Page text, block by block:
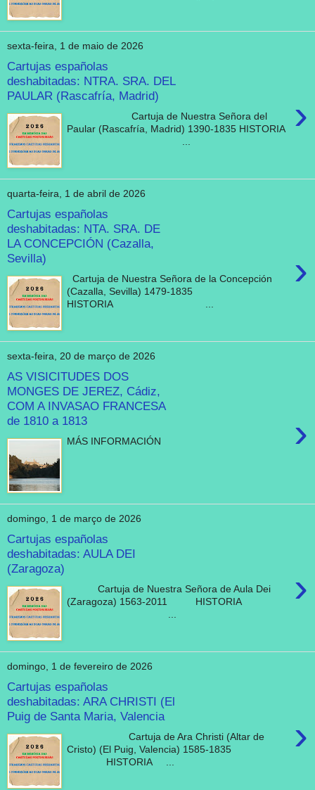
sexta-feira, 1 de maio de 2026
Cartujas españolas
deshabitadas: NTRA. SRA. DEL
PAULAR (Rascafría, Madrid)
›
Cartuja de Nuestra Señora del
Paular (Rascafría, Madrid) 1390-1835 HISTORIA
quarta-feira, 1 de abril de 2026
Cartujas españolas
deshabitadas: NTA. SRA. DE
LA CONCEPCIÓN (Cazalla,
Sevilla)
›
Cartuja de Nuestra Señora de la Concepción
(Cazalla, Sevilla) 1479-1835
HISTORIA ...
sexta-feira, 20 de março de 2026
AS VISICITUDES DOS
MONGES DE JEREZ, Cádiz,
COM A INVASAO FRANCESA
de 1810 a 1813
›
MÁS INFORMACIÓN
domingo, 1 de março de 2026
Cartujas españolas
deshabitadas: AULA DEI
(Zaragoza)
›
Cartuja de Nuestra Señora de Aula Dei
(Zaragoza) 1563-2011 HISTORIA
domingo, 1 de fevereiro de 2026
Cartujas españolas
deshabitadas: ARA CHRISTI (El
Puig de Santa Maria, Valencia
›
Cartuja de Ara Christi (Altar de
Cristo) (El Puig, Valencia) 1585-1835
HISTORIA ...